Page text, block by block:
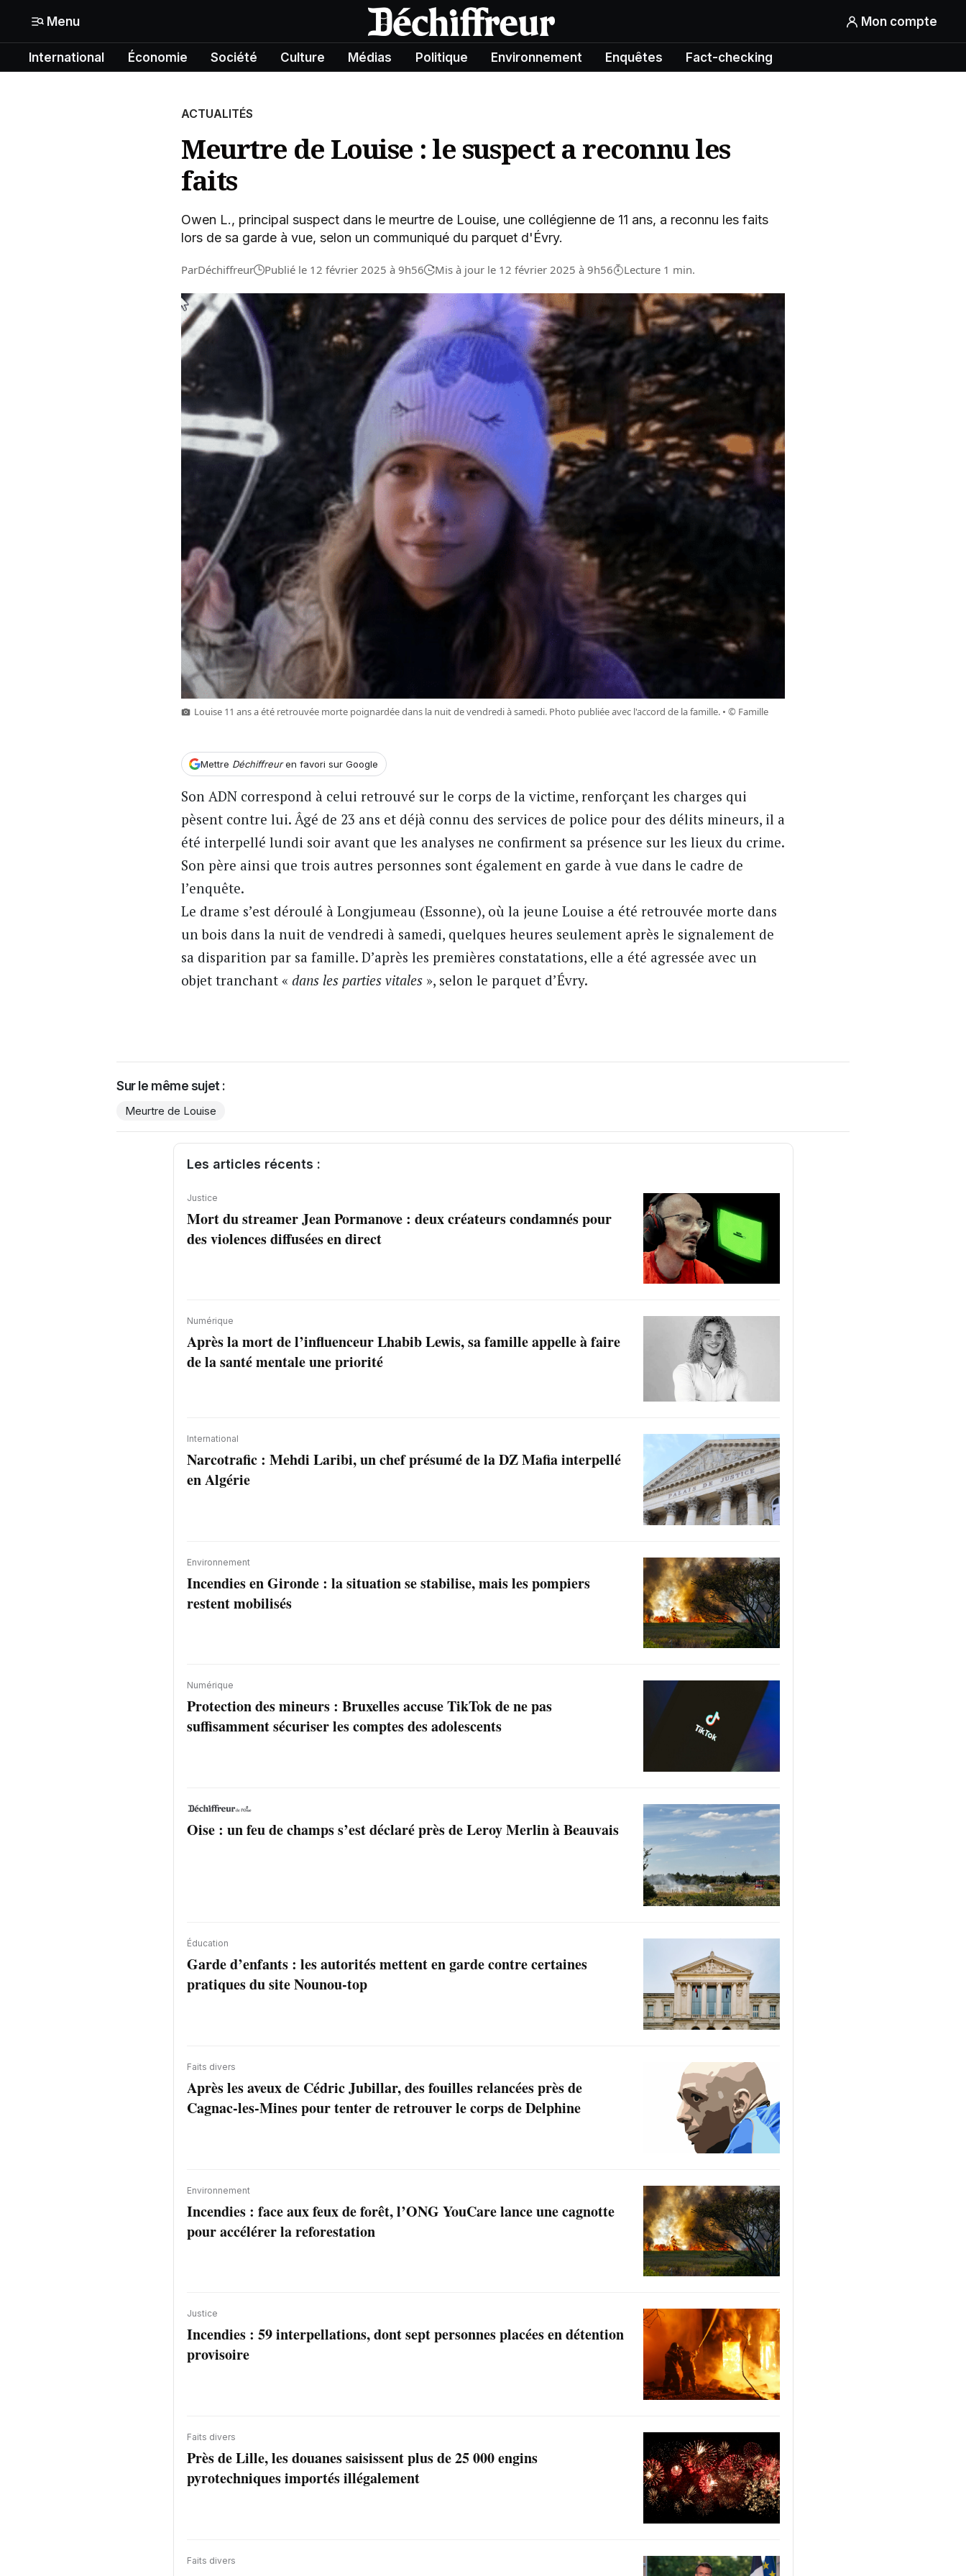
Menu Mon compte
International Économie Société Culture Médias Politique Environnement Enquêtes Fact-checking
Mon compte
N° Compte :
ACTUALITÉS
Meurtre de Louise : le suspect a reconnu les
faits
Owen L., principal suspect dans le meurtre de Louise, une collégienne de 11 ans, a reconnu les faits
lors de sa garde à vue, selon un communiqué du parquet d'Évry.
ParDéchiffreur Publié le 12 février 2025 à 9h56 Mis à jour le 12 février 2025 à 9h56 Lecture 1 min.
Louise 11 ans a été retrouvée morte poignardée dans la nuit de vendredi à samedi. Photo publiée avec l'accord de la famille. • © Famille
Mettre Déchiffreuren favori sur Google
Son ADN correspond à celui retrouvé sur le corps de la victime, renforçant les charges qui
pèsent contre lui. Âgé de 23 ans et déjà connu des services de police pour des délits mineurs, il a
été interpellé lundi soir avant que les analyses ne confirment sa présence sur les lieux du crime.
Son père ainsi que trois autres personnes sont également en garde à vue dans le cadre de
l’enquête.
Le drame s’est déroulé à Longjumeau (Essonne), où la jeune Louise a été retrouvée morte dans
un bois dans la nuit de vendredi à samedi, quelques heures seulement après le signalement de
sa disparition par sa famille. D’après les premières constatations, elle a été agressée avec un
objet tranchant « dans les parties vitales », selon le parquet d’Évry.
Sur le même sujet :
Meurtre de Louise
Les articles récents :
Justice
Mort du streamer Jean Pormanove : deux créateurs condamnés pour
des violences diffusées en direct
Numérique
Après la mort de l’influenceur Lhabib Lewis, sa famille appelle à faire
de la santé mentale une priorité
International
Narcotrafic : Mehdi Laribi, un chef présumé de la DZ Mafia interpellé
en Algérie
Environnement
Incendies en Gironde : la situation se stabilise, mais les pompiers
restent mobilisés
Numérique
Protection des mineurs : Bruxelles accuse TikTok de ne pas
suffisamment sécuriser les comptes des adolescents
Oise : un feu de champs s’est déclaré près de Leroy Merlin à Beauvais
Éducation
Garde d’enfants : les autorités mettent en garde contre certaines
pratiques du site Nounou-top
Faits divers
Après les aveux de Cédric Jubillar, des fouilles relancées près de
Cagnac-les-Mines pour tenter de retrouver le corps de Delphine
Environnement
Incendies : face aux feux de forêt, l’ONG YouCare lance une cagnotte
pour accélérer la reforestation
Justice
Incendies : 59 interpellations, dont sept personnes placées en détention
provisoire
Faits divers
Près de Lille, les douanes saisissent plus de 25 000 engins
pyrotechniques importés illégalement
Faits divers